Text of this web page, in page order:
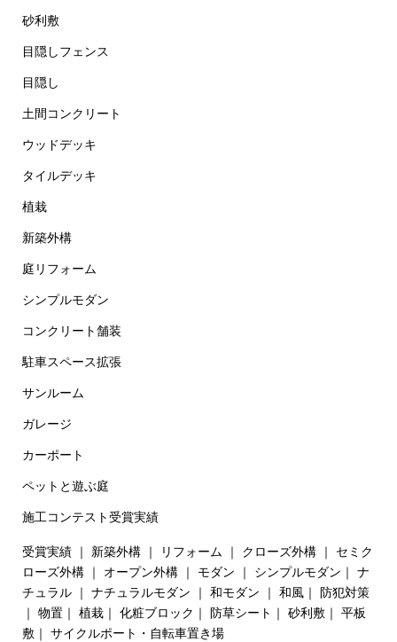
砂利敷
目隠しフェンス
目隠し
土間コンクリート
ウッドデッキ
タイルデッキ
植栽
新築外構
庭リフォーム
シンプルモダン
コンクリート舗装
駐車スペース拡張
サンルーム
ガレージ
カーポート
ペットと遊ぶ庭
施工コンテスト受賞実績
受賞実績｜ 新築外構｜ リフォーム ｜ クローズ外構｜ セミク
ローズ外構｜ オープン外構｜ モダン ｜ シンプルモダン ｜ ナ
チュラル｜ ナチュラルモダン ｜ 和モダン ｜ 和風｜ 防犯対策
｜ 物置｜ 植栽｜ 化粧ブロック ｜ 防草シート ｜ 砂利敷｜ 平板
敷｜ サイクルポート・自転車置き場